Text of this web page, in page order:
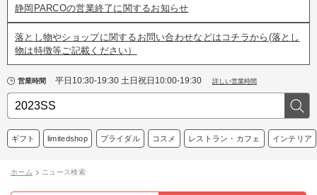
静岡PARCOの営業終了に関するお知らせ
落とし物やショップに関するお問い合わせなどはコチラから(落とし
物は特徴等ご記載ください）
営業時間 平日10:30-19:30 土日祝日10:00-19:30 詳しい営業時間
ギフト limitedshop ブライダル コスメ レストラン・カフェ インテリア
ホーム ニュース検索